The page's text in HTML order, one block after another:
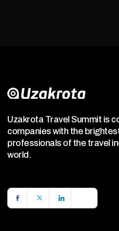
Uzakrota Travel Summit is
companies with the
professionals of the travel
world.